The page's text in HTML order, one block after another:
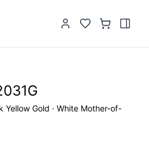
Yellow Gold · White Mother-of-